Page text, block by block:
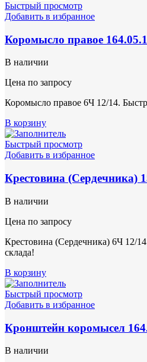
Быстрый просмотр
Добавить в избранное
Коромысло правое
В наличии
Цена по запросу
Коромысло правое 6Ч 12/14.
В корзину
Быстрый просмотр
Добавить в избранное
Крестовина (Сердечника)
В наличии
Цена по запросу
Крестовина (Сердечника) 6Ч 12/
склада!
В корзину
Быстрый просмотр
Добавить в избранное
Кронштейн коромысел
В наличии